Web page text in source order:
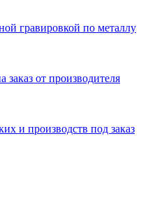
гравировкой по металлу
заказ от производителя
и производств под заказ